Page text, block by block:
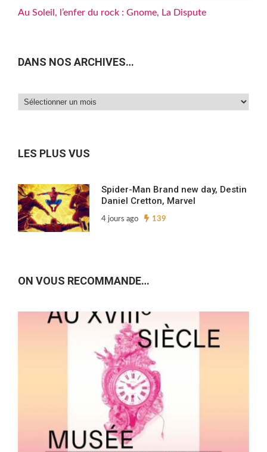
Au Soleil, l’enfer du rock : Gnome, La Dispute
DANS NOS ARCHIVES…
Dans
LES PLUS VUS
Spider-Man Brand new day, Destin
Daniel Cretton, Marvel
4 jours ago 139
ON VOUS RECOMMANDE…